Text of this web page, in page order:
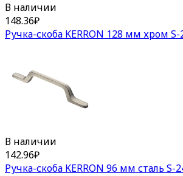
В наличии
148.36₽
Ручка-скоба KERRON 128 мм хром S-
В наличии
142.96₽
Ручка-скоба KERRON 96 мм сталь S-